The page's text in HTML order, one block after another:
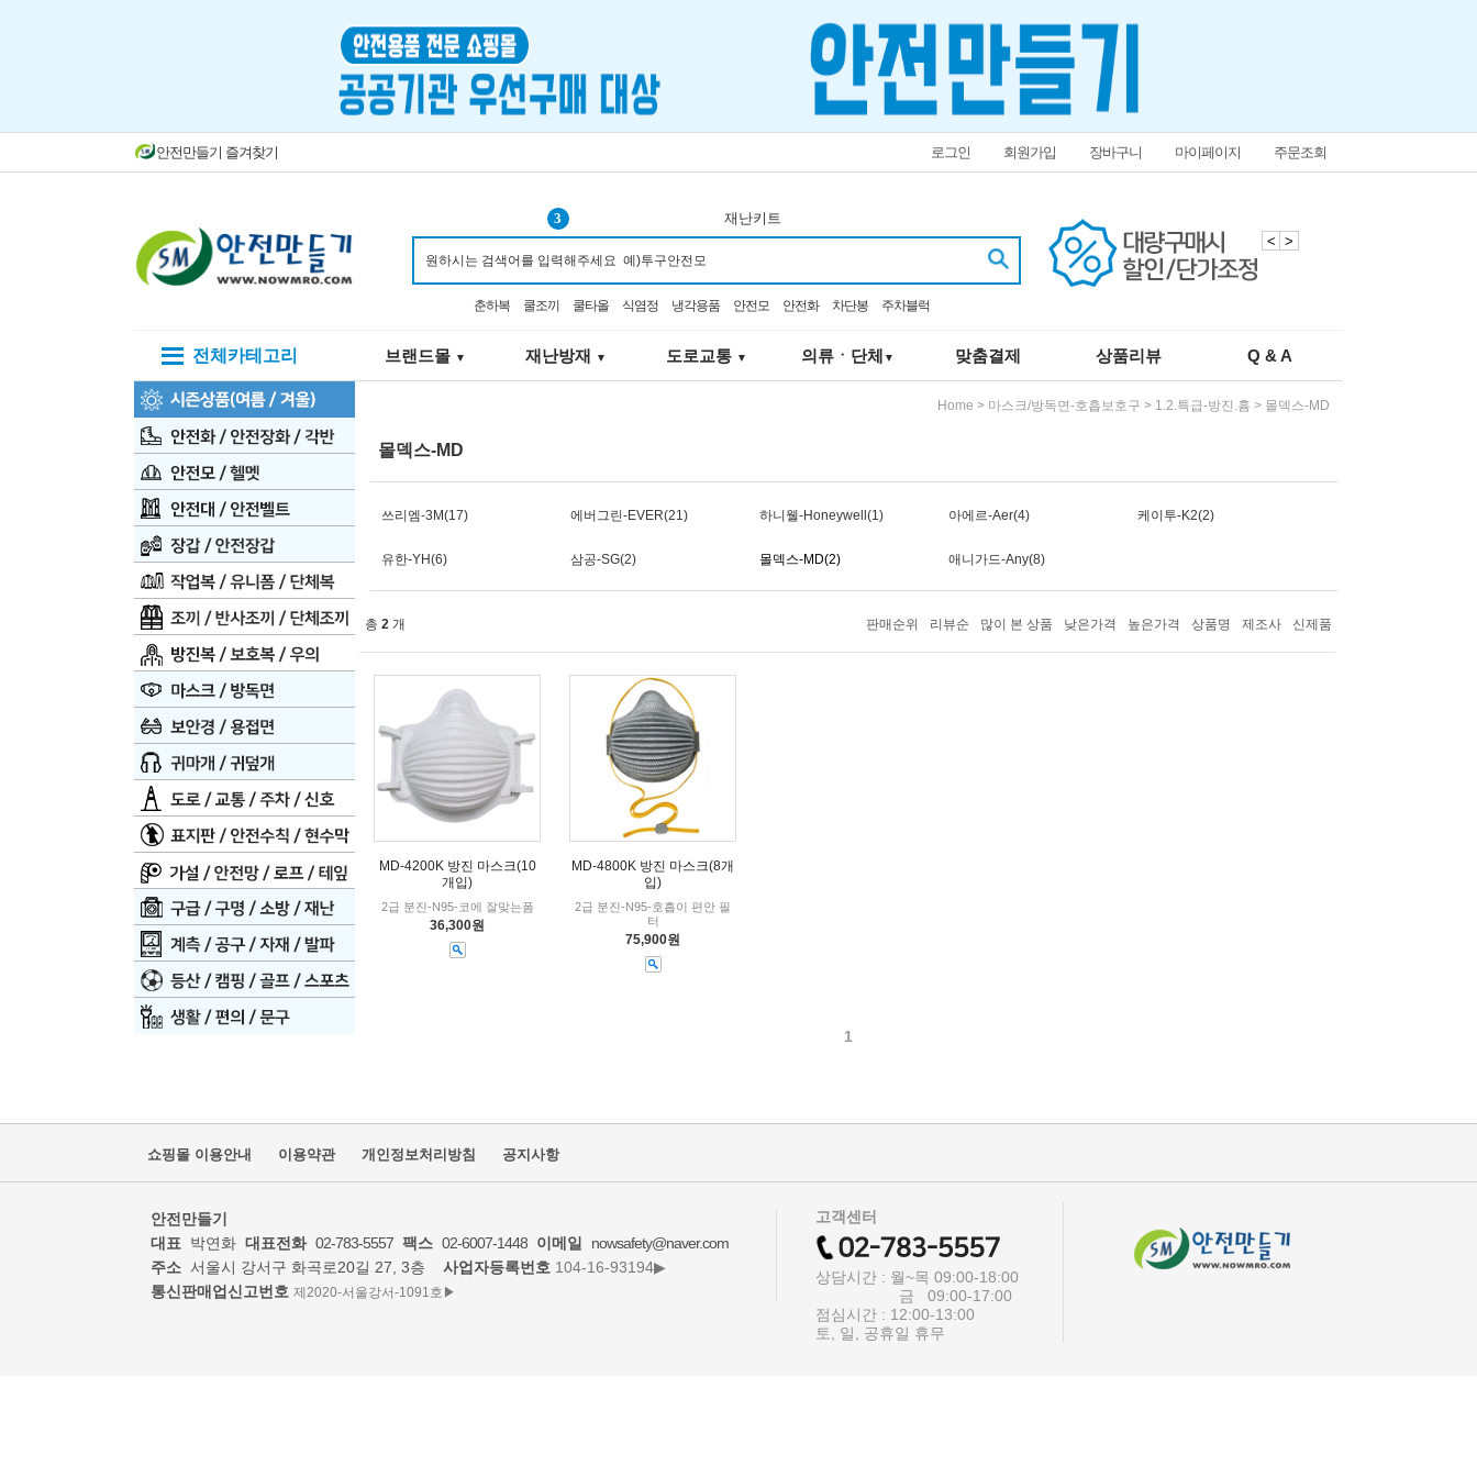
안전만들기 즐겨찾기 로그인 회원가입 장바구니 마이페이지 주문조회
3
재난키트
6
3m 마스크 가방
8
쿨링
2
차양
춘하복 쿨조끼 쿨타올 식염정 냉각용품 안전모 안전화 차단봉 주차블럭
< >
전체카테고리 브랜드몰 ▼ 재난방재 ▼ 도로교통 ▼ 의류ㆍ단체 ▼ 맞춤결제 상품리뷰 Q & A
Home > 마스크/방독면-호흡보호구 > 1.2.특급-방진.흄 > 몰덱스-MD
몰덱스-MD
쓰리엠-3M(17) 에버그린-EVER(21) 하니웰-Honeywell(1) 아에르-Aer(4) 케이투-K2(2)
유한-YH(6) 삼공-SG(2) 몰덱스-MD(2) 애니가드-Any(8)
총 2 개 판매순위 리뷰순 많이 본 상품 낮은가격 높은가격 상품명 제조사 신제품
MD-4200K 방진 마스크(10
개입)
2급 분진-N95-코에 잘맞는폼
36,300원
MD-4800K 방진 마스크(8개
입)
2급 분진-N95-호흡이 편안 필
터
75,900원
1
쇼핑몰 이용안내 이용약관 개인정보처리방침 공지사항
안전만들기
대표 박연화 대표전화 02-783-5557 팩스 02-6007-1448 이메일
nowsafety@naver.com
주소 서울시 강서구 화곡로20길 27, 3층 사업자등록번호 104-16-93194▶
통신판매업신고번호 제2020-서울강서-1091호▶
고객센터
상담시간 : 월~목 09:00-18:00
금 09:00-17:00
점심시간 : 12:00-13:00
토, 일, 공휴일 휴무